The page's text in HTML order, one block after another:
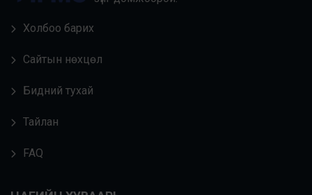
Холбоо барих
Сайтын нөхцөл
Бидний тухай
Тайлан
FAQ